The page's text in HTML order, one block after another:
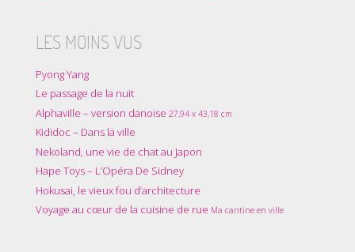
LES MOINS VUS
Pyong Yang
Le passage de la nuit
Alphaville – version danoise 27,94 x 43,18 cm
Kididoc – Dans la ville
Nekoland, une vie de chat au Japon
Hape Toys – L’Opéra De Sidney
Hokusai, le vieux fou d’architecture
Voyage au cœur de la cuisine de rue Ma cantine en ville